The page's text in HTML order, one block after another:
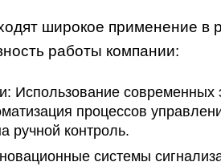
широкое применение в
работы компании:
Использование современных
процессов
ручной контроль.
системы